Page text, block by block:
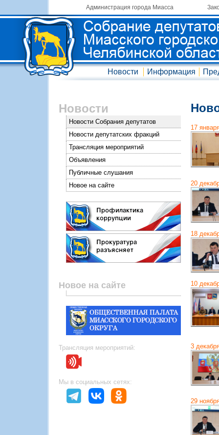
Администрация города Миасса
Новости Информация
Новости
Новости Собрания депутатов
Новости депутатских фракций
Трансляция мероприятий
Объявления
Публичные слушания
Новое на сайте
Новое на сайте
Трансляция мероприятий:
Мы в социальных сетях:
17
20
18
10
3
29